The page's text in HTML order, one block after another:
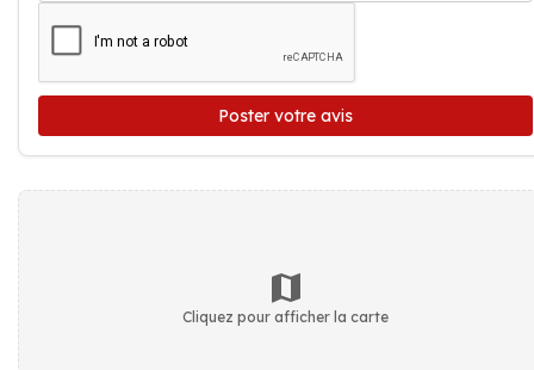
Poster votre avis
Cliquez pour afficher la carte